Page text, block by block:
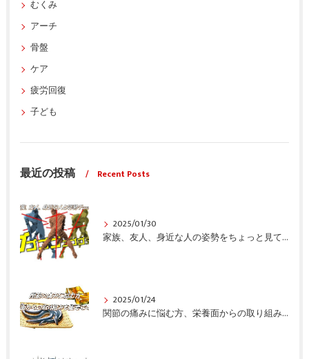
むくみ
アーチ
骨盤
ケア
疲労回復
子ども
最近の投稿 Recent Posts
2025/01/30
家族、友人、身近な人の姿勢をちょっと見てみませんか？
2025/01/24
関節の痛みに悩む方、栄養面からの取り組みも重要ですよ！